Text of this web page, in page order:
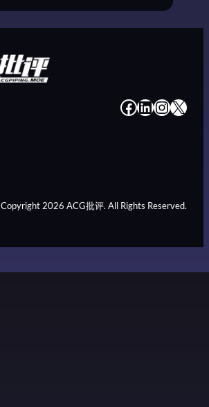
# # # #
Copyright 2026 ACG批评. All Rights Reserved.